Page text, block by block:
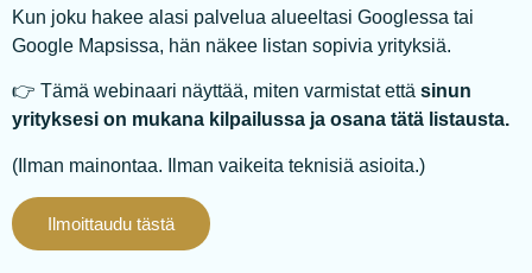
Kun joku hakee alasi palvelua alueeltasi Googlessa tai
Google Mapsissa, hän näkee listan sopivia yrityksiä.
👉 Tämä webinaari näyttää, miten varmistat että sinun
yrityksesi on mukana kilpailussa ja osana tätä listausta.
(Ilman mainontaa. Ilman vaikeita teknisiä asioita.)
Ilmoittaudu tästä